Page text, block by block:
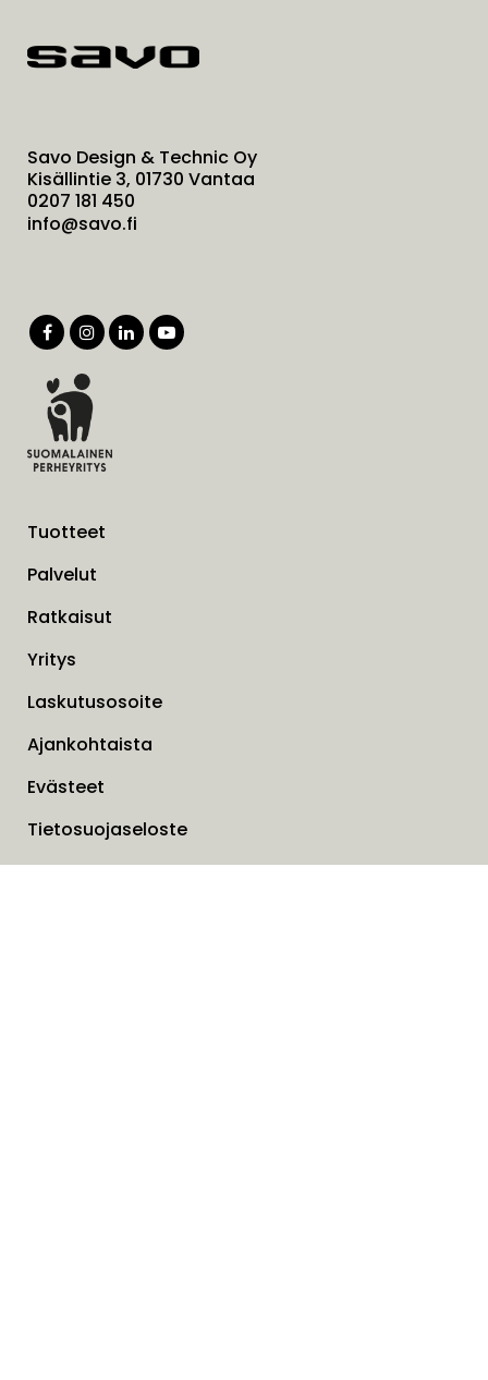
Savo Design & Technic Oy
Kisällintie 3, 01730 Vantaa
0207 181 450
info@savo.fi
Tuotteet
Palvelut
Ratkaisut
Yritys
Laskutusosoite
Ajankohtaista
Evästeet
Tietosuojaseloste